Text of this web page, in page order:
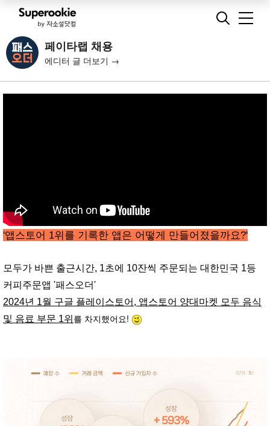
페이타랩 채용
에디터 글 더보기 →
'앱스토어 1위를 기록한 앱은 어떻게 만들어졌을까요?'
모두가 바쁜 출근시간, 1초에 10잔씩 주문되는 대한민국 1등
커피주문앱 '패스오더'
2024년 1월 구글 플레이스토어, 앱스토어 양대마켓 모두 음식
및 음료 부문 1위 를 차지했어요!